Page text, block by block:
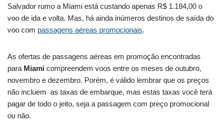
Salvador rumo a Miami está custando apenas R$ 1.184,00 o
voo de ida e volta. Mas, há ainda inúmeros destinos de saída do
voo com passagens aéreas promocionais.
As ofertas de passagens aéreas em promoção encontradas
para Miami compreendem voos entre os meses de outubro,
novembro e dezembro. Porém, é válido lembrar que os preços
não incluem as taxas de embarque, mas estas taxas você terá
pagar de todo o jeito, seja a passagem com preço promocional
ou não.